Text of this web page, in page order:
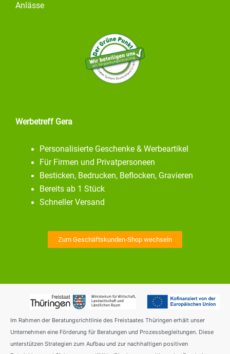
Anlässe
Werbetreff Gera
Personalisierte Geschenke & Werbeartikel
Für Firmen und Privatpersoneen
Besticken, Bedrucken, Beflocken, Gravieren
Bereits ab 1 Stück
Schneller Versand
Zum Geschäftskunden-Shop wechseln
Im Rahmen der Beratungsrichtlinie des Freistaates Thüringen erhält unser
Unternehmen eine Förderung für Beratungen und Prozessbegleitungen. Diese
unterstützen Strategien zum Aufbau und zur nachhaltigen positiven